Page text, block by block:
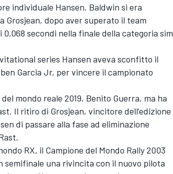
individuale Hansen. Baldwin si era
Grosjean, dopo aver superato il team
secondi nella finale della categoria sim
series Hansen aveva sconfitto il
Garcia Jr, per vincere il campionato
mondo reale 2019, Benito Guerra, ma ha
Il ritiro di Grosjean, vincitore dell’edizione
di passare alla fase ad eliminazione
RX, il Campione del Mondo Rally 2003
una rivincita con il nuovo pilota